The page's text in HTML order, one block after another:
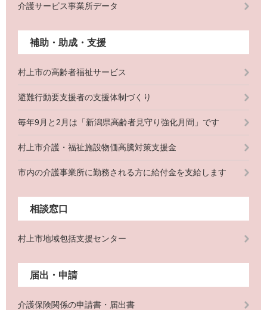
介護サービス事業所データ
補助・助成・支援
村上市の高齢者福祉サービス
避難行動要支援者の支援体制づくり
毎年9月と2月は「新潟県高齢者見守り強化月間」です
村上市介護・福祉施設物価高騰対策支援金
市内の介護事業所に勤務される方に給付金を支給します
相談窓口
村上市地域包括支援センター
届出・申請
介護保険関係の申請書・届出書